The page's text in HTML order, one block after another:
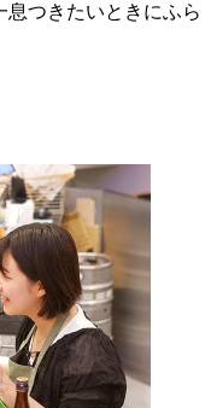
息つきたいときにふら